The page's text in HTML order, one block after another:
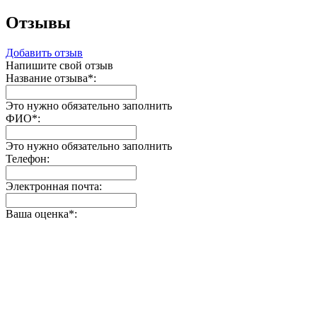
Отзывы
Добавить отзыв
Напишите свой отзыв
Название отзыва*:
Это нужно обязательно заполнить
ФИО*:
Это нужно обязательно заполнить
Телефон:
Электронная почта:
Ваша оценка*: